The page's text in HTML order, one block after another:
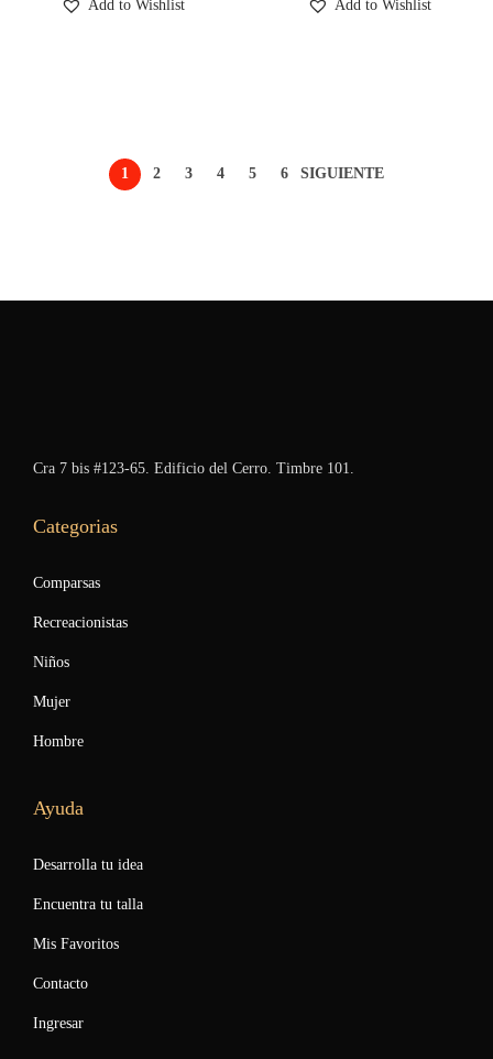
Add to Wishlist Add to Wishlist
1 2 3 4 5 6 SIGUIENTE
Cra 7 bis #123-65. Edificio del Cerro. Timbre 101.
Categorias
Comparsas
Recreacionistas
Niños
Mujer
Hombre
Ayuda
Desarrolla tu idea
Encuentra tu talla
Mis Favoritos
Contacto
Ingresar